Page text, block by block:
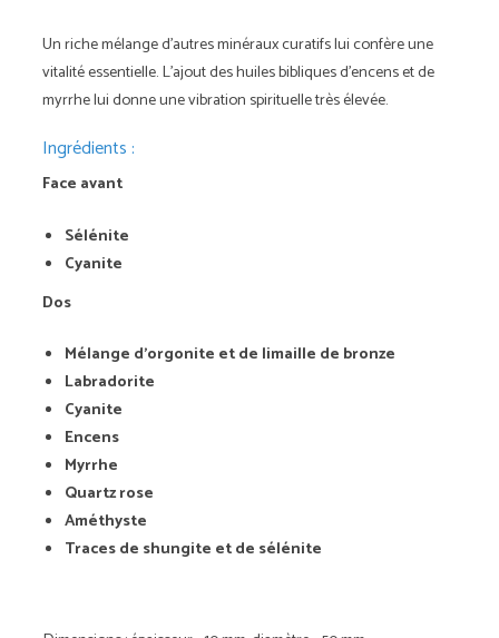
Un riche mélange d'autres minéraux curatifs lui confère une
vitalité essentielle. L'ajout des huiles bibliques d'encens et de
myrrhe lui donne une vibration spirituelle très élevée.
Ingrédients :
Face avant
Sélénite
Cyanite
Dos
Mélange d'orgonite et de limaille de bronze
Labradorite
Cyanite
Encens
Myrrhe
Quartz rose
Améthyste
Traces de shungite et de sélénite